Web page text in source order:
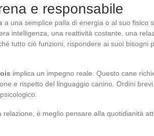
e responsabile
a una semplice palla di energia o al suo fisico
intelligenza, una reattività costante, una
tutto ciò funzioni, rispondere ai suoi bisogni
implica un impegno reale. Questo cane
e rispetto del linguaggio canino. Ordini
relazione, è meglio pensare alla quotidianità